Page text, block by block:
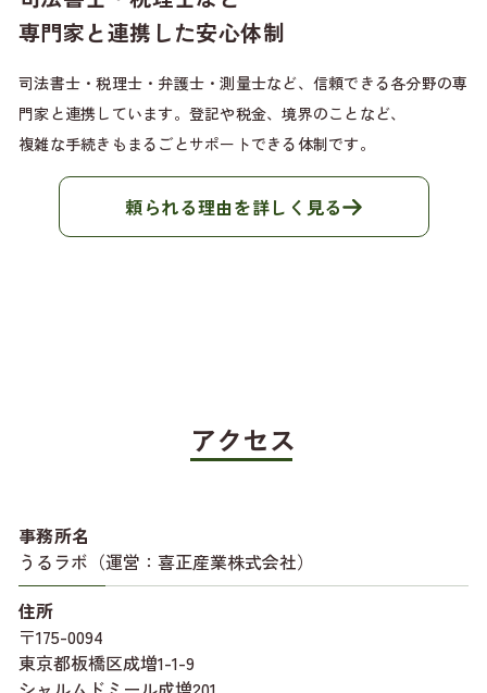
専門家と連携した安心体制
司法書士・税理士・弁護士・測量士など、信頼できる各分野の専
門家と連携しています。登記や税金、境界のことなど、
複雑な手続きもまるごとサポートできる体制です。
頼られる理由を詳しく見る
アクセス
事務所名
うるラボ（運営：喜正産業株式会社）
住所
〒175-0094
東京都板橋区成増1-1-9